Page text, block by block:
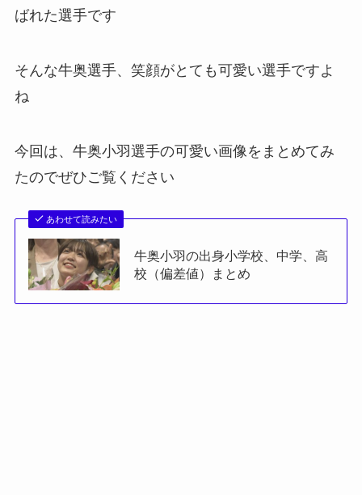
ばれた選手です
そんな牛奥選手、笑顔がとても可愛い選手ですよ
ね
今回は、牛奥小羽選手の可愛い画像をまとめてみ
たのでぜひご覧ください
あわせて読みたい
牛奥小羽の出身小学校、中学、高
校（偏差値）まとめ